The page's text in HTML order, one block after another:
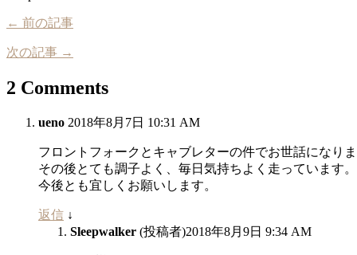
← 前の記事
次の記事 →
2 Comments
ueno 2018年8月7日 10:31 AM
フロントフォークとキャブレターの件でお世話になり
その後とても調子よく、毎日気持ちよく走っています。
今後とも宜しくお願いします。
返信 ↓
Sleepwalker (投稿者)2018年8月9日 9:34 AM